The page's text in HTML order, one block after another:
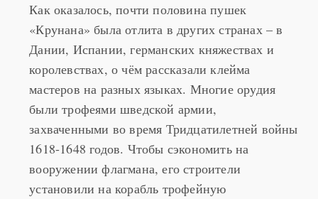
Как оказалось, почти половина пушек
«Крунана» была отлита в других странах – в
Дании, Испании, германских княжествах и
королевствах, о чём рассказали клейма
мастеров на разных языках. Многие орудия
были трофеями шведской армии,
захваченными во время Тридцатилетней войны
1618-1648 годов. Чтобы сэкономить на
вооружении флагмана, его строители
установили на корабль трофейную